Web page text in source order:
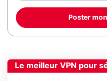
Poster
Le meilleur VPN pour